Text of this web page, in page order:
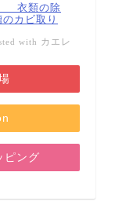
衣類の除
カビ取り
with カエレ
ピング